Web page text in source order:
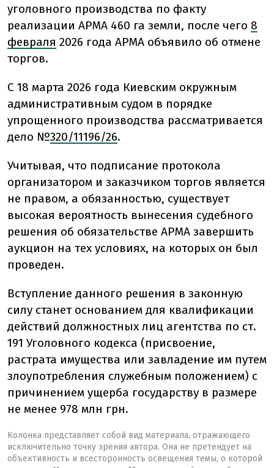
уголовного производства по факту
реализации АРМА 460 га земли, после чего 8
февраля 2026 года АРМА объявило об отмене
торгов.
С 18 марта 2026 года Киевским окружным
административным судом в порядке
упрощенного производства рассматривается
дело №320/11196/26.
Учитывая, что подписание протокола
организатором и заказчиком торгов является
не правом, а обязанностью, существует
высокая вероятность вынесения судебного
решения об обязательстве АРМА завершить
аукцион на тех условиях, на которых он был
проведен.
Вступление данного решения в законную
силу станет основанием для квалификации
действий должностных лиц агентства по ст.
191 Уголовного кодекса (присвоение,
растрата имущества или завладение им путем
злоупотребления служебным положением) с
причинением ущерба государству в размере
не менее 978 млн грн.
Колонка представляет собой вид материала, отражающего
исключительно точку зрения автора. Она не претендует на
объективность и всесторонность освещения темы, о которой